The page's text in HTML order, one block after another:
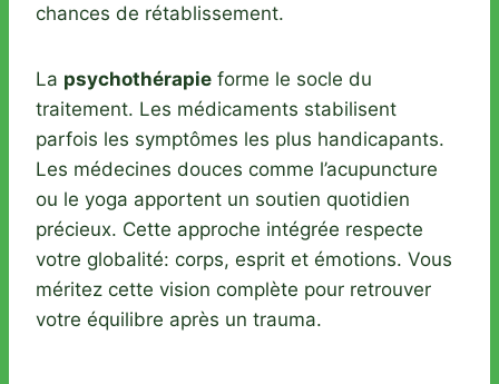
chances de rétablissement.
La psychothérapie forme le socle du
traitement. Les médicaments stabilisent
parfois les symptômes les plus handicapants.
Les médecines douces comme l’acupuncture
ou le yoga apportent un soutien quotidien
précieux. Cette approche intégrée respecte
votre globalité: corps, esprit et émotions. Vous
méritez cette vision complète pour retrouver
votre équilibre après un trauma.